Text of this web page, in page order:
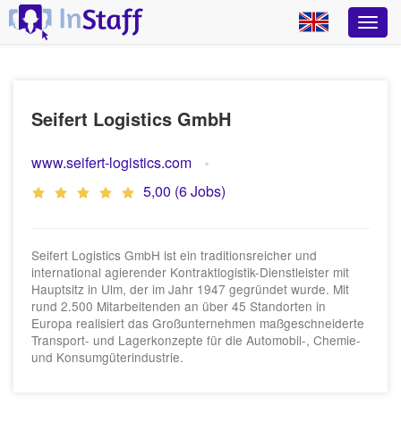
Seifert Logistics GmbH
www.seifert-logistics.com
5,00 (6 Jobs)
Seifert Logistics GmbH ist ein traditionsreicher und
international agierender Kontraktlogistik-Dienstleister mit
Hauptsitz in Ulm, der im Jahr 1947 gegründet wurde. Mit
rund 2.500 Mitarbeitenden an über 45 Standorten in
Europa realisiert das Großunternehmen maßgeschneiderte
Transport- und Lagerkonzepte für die Automobil-, Chemie-
und Konsumgüterindustrie.